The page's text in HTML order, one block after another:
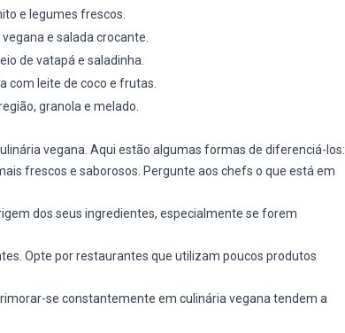
e legumes frescos.
e salada crocante.
de vatapá e saladinha.
com leite de coco e frutas.
granola e melado.
vegana. Aqui estão algumas formas de diferenciá-los:
frescos e saborosos. Pergunte aos chefs o que está em
dos seus ingredientes, especialmente se forem
Opte por restaurantes que utilizam poucos produtos
se constantemente em culinária vegana tendem a